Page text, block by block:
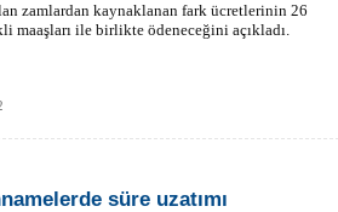
zamlardan kaynaklanan fark ücretlerinin 26
maaşları ile birlikte ödeneceğini açıkladı.
süre uzatımı